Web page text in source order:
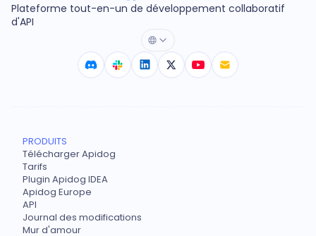
Plateforme tout-en-un de développement collaboratif
d'API
PRODUITS
Télécharger Apidog
Tarifs
Plugin Apidog IDEA
Apidog Europe
API
Journal des modifications
Mur d'amour